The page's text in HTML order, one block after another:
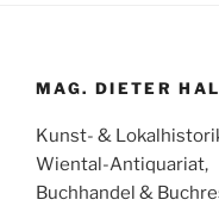
MAG. DIETER
Kunst- &
Wiental-Antiquariat,
Buchhandel &